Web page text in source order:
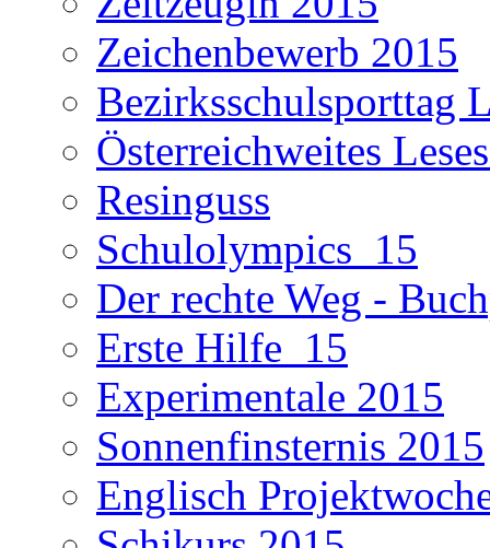
Zeichenbewerb 2015
Bezirksschulsporttag
Österreichweites
Resinguss
Schulolympics_15
Der rechte Weg -
Erste Hilfe_15
Experimentale 2015
Sonnenfinsternis 2015
Englisch